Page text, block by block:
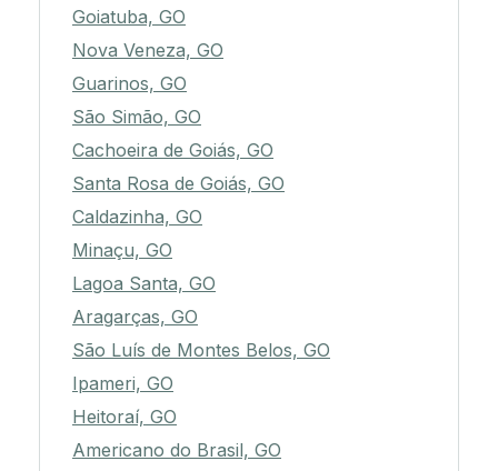
Goiatuba, GO
Nova Veneza, GO
Guarinos, GO
São Simão, GO
Cachoeira de Goiás, GO
Santa Rosa de Goiás, GO
Caldazinha, GO
Minaçu, GO
Lagoa Santa, GO
Aragarças, GO
São Luís de Montes Belos, GO
Ipameri, GO
Heitoraí, GO
Americano do Brasil, GO